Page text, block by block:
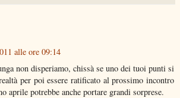
alle ore 09:14
non disperiamo, chissà se uno dei tuoi punti si
per poi essere ratificato al prossimo incontro
aprile potrebbe anche portare grandi sorprese.